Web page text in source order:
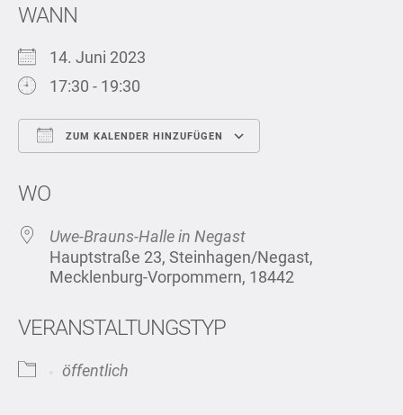
WANN
14. Juni 2023
17:30 - 19:30
ZUM KALENDER HINZUFÜGEN
WO
Uwe-Brauns-Halle in Negast
Hauptstraße 23, Steinhagen/Negast,
Mecklenburg-Vorpommern, 18442
VERANSTALTUNGSTYP
öffentlich